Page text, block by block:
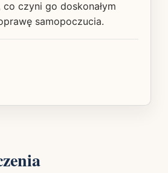
czyni go doskonałym
samopoczucia.